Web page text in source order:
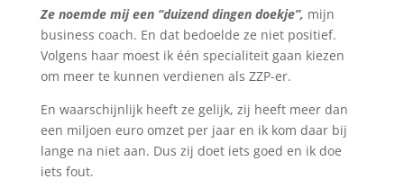
Ze noemde mij een “duizend dingen doekje”, mijn
business coach. En dat bedoelde ze niet positief.
Volgens haar moest ik één specialiteit gaan kiezen
om meer te kunnen verdienen als ZZP-er.
En waarschijnlijk heeft ze gelijk, zij heeft meer dan
een miljoen euro omzet per jaar en ik kom daar bij
lange na niet aan. Dus zij doet iets goed en ik doe
iets fout.